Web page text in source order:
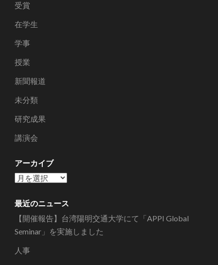
受賞
在学生
学事
授業
新聞報道
未分類
研究成果
講演会
アーカイブ
ア
カ
イ
ブ
最近のニュース
【開催報告】台湾陽明交通大学にて「APPI Global
Seminar」を実施しました
人事